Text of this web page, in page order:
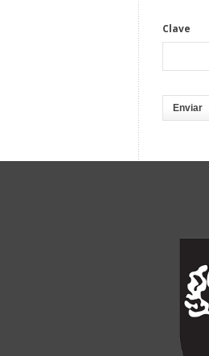
Clave